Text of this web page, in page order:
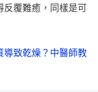
反覆難癒，同樣是可
導致乾燥？中醫師教